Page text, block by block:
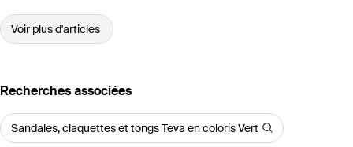
Voir plus d'articles
Recherches associées
Sandales, claquettes et tongs Teva en coloris Vert